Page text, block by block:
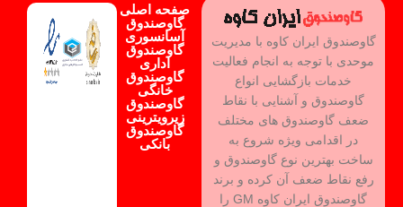
گاوصندوق ایران کاوه با مدیریت
موحدی با توجه به انجام فعالیت
خدمات بازگشایی انواع
گاوصندوق و آشنایی با نقاط
ضعف گاوصندوق های مختلف
در اقدامی ویژه شروع به
ساخت بهترین نوع گاوصندوق و
رفع نقاط ضعف آن کرده و برند
گاوصندوق ایران کاوه GM را
صفحه اصلی
گاوصندوق
آسانسوری
گاوصندوق
اداری
گاوصندوق
خانگی
گاوصندوق
زیرویترینی
گاوصندوق
بانکی